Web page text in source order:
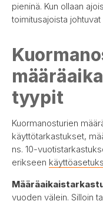
pieninä. Kun ollaan
toimitusajoista
tyypit
Kuormanosturien
käyttötarkastukset,
ns. 10-
erikseen
vuoden välein. Silloin